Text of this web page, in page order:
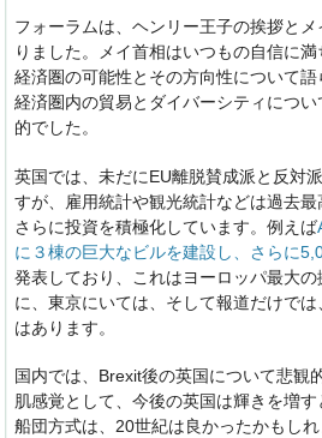
フォーラムは、ヘンリー王子の挨拶と
りました。メイ首相はいつもの自信に
経済圏の可能性とその方向性について
経済圏内の貿易とダイバーシティにつ
的でした。
英国では、未だにEU離脱賛成派と反対
すが、雇用統計や観光統計などは過去
さらに投資を積極化しています。例えば
に３棟の巨大なビルを建設し、さらに
発表しており、これはヨーロッパ最大
に、東京にいては、そして報道だけで
はあります。
国内では、Brexit後の英国について悲観
肌感覚として、今後の英国は輝きを増
船団方式は、20世紀は良かったかもし